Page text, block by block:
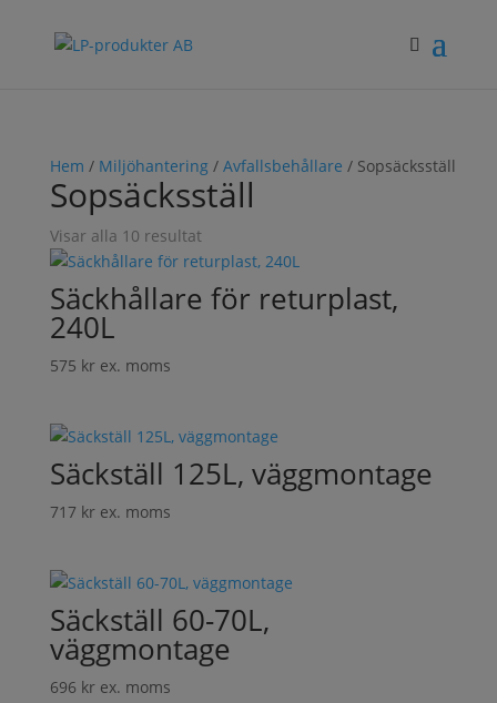
Hem / Miljöhantering/ Avfallsbehållare / Sopsäcksställ
Sopsäcksställ
Visar alla 10 resultat
Säckhållare för returplast,
240L
575 kr ex. moms
Säckställ 125L, väggmontage
717 kr ex. moms
Säckställ 60-70L,
väggmontage
696 kr ex. moms